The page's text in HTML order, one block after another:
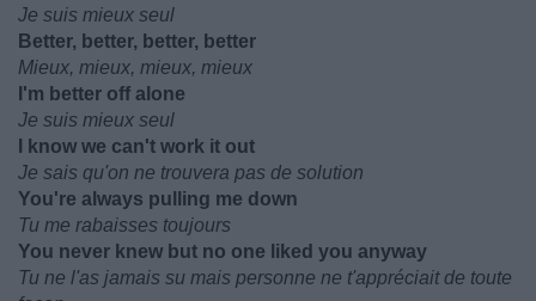
Je suis mieux seul
Better, better, better, better
Mieux, mieux, mieux, mieux
I'm better off alone
Je suis mieux seul
I know we can't work it out
Je sais qu'on ne trouvera pas de solution
You're always pulling me down
Tu me rabaisses toujours
You never knew but no one liked you anyway
Tu ne l'as jamais su mais personne ne t'appréciait de toute